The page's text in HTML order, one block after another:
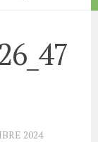
2024